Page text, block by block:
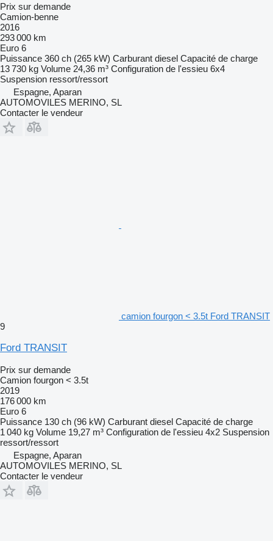
Prix sur demande
Camion-benne
2016
293 000 km
Euro 6
Puissance 360 ch (265 kW) Carburant diesel Capacité de charge
13 730 kg Volume 24,36 m³ Configuration de l'essieu 6x4
Suspension ressort/ressort
Espagne, Aparan
AUTOMOVILES MERINO, SL
Contacter le vendeur
camion fourgon < 3.5t Ford TRANSIT
9
Ford TRANSIT
Prix sur demande
Camion fourgon < 3.5t
2019
176 000 km
Euro 6
Puissance 130 ch (96 kW) Carburant diesel Capacité de charge
1 040 kg Volume 19,27 m³ Configuration de l'essieu 4x2 Suspension
ressort/ressort
Espagne, Aparan
AUTOMOVILES MERINO, SL
Contacter le vendeur